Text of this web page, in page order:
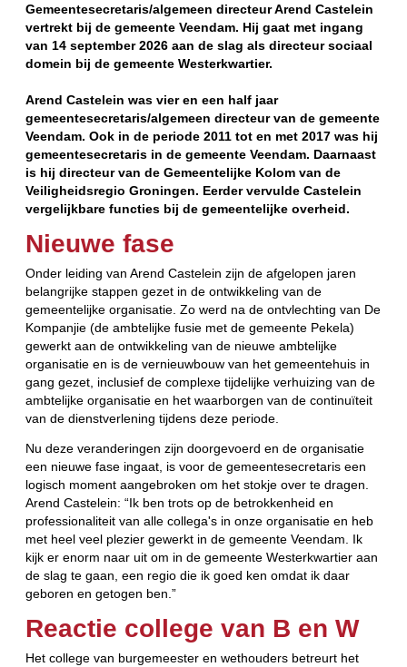
Gemeentesecretaris/algemeen directeur Arend Castelein
vertrekt bij de gemeente Veendam. Hij gaat met ingang
van 14 september 2026 aan de slag als directeur sociaal
domein bij de gemeente Westerkwartier.
Arend Castelein was vier en een half jaar
gemeentesecretaris/algemeen directeur van de gemeente
Veendam. Ook in de periode 2011 tot en met 2017 was hij
gemeentesecretaris in de gemeente Veendam. Daarnaast
is hij directeur van de Gemeentelijke Kolom van de
Veiligheidsregio Groningen. Eerder vervulde Castelein
vergelijkbare functies bij de gemeentelijke overheid.
Nieuwe fase
Onder leiding van Arend Castelein zijn de afgelopen jaren
belangrijke stappen gezet in de ontwikkeling van de
gemeentelijke organisatie. Zo werd na de ontvlechting van De
Kompanjie (de ambtelijke fusie met de gemeente Pekela)
gewerkt aan de ontwikkeling van de nieuwe ambtelijke
organisatie en is de vernieuwbouw van het gemeentehuis in
gang gezet, inclusief de complexe tijdelijke verhuizing van de
ambtelijke organisatie en het waarborgen van de continuïteit
van de dienstverlening tijdens deze periode.
Nu deze veranderingen zijn doorgevoerd en de organisatie
een nieuwe fase ingaat, is voor de gemeentesecretaris een
logisch moment aangebroken om het stokje over te dragen.
Arend Castelein: “Ik ben trots op de betrokkenheid en
professionaliteit van alle collega's in onze organisatie en heb
met heel veel plezier gewerkt in de gemeente Veendam. Ik
kijk er enorm naar uit om in de gemeente Westerkwartier aan
de slag te gaan, een regio die ik goed ken omdat ik daar
geboren en getogen ben.”
Reactie college van B en W
Het college van burgemeester en wethouders betreurt het